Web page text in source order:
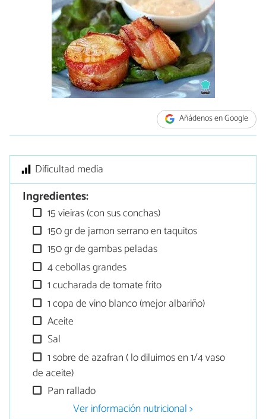
Añádenos en Google
Dificultad media
Ingredientes:
15 vieiras (con sus conchas)
150 gr de jamon serrano en taquitos
150 gr de gambas peladas
4 cebollas grandes
1 cucharada de tomate frito
1 copa de vino blanco (mejor albariño)
Aceite
Sal
1 sobre de azafran ( lo diluimos en 1/4 vaso
de aceite)
Pan rallado
Ver información nutricional >